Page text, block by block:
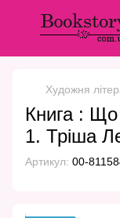
Художня
Книга : Що
1. Тріша
Артикул: 00-